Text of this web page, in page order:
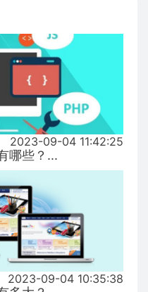
2023-09-04 11:42:25
哪些？...
2023-09-04 10:35:38